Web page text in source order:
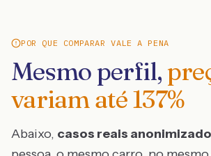
POR QUE COMPARAR VALE A PENA
Mesmo perfil,
variam até137%
Abaixo, casos reais